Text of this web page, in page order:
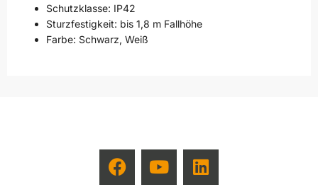
Schutzklasse: IP42
Sturzfestigkeit: bis 1,8 m Fallhöhe
Farbe: Schwarz, Weiß